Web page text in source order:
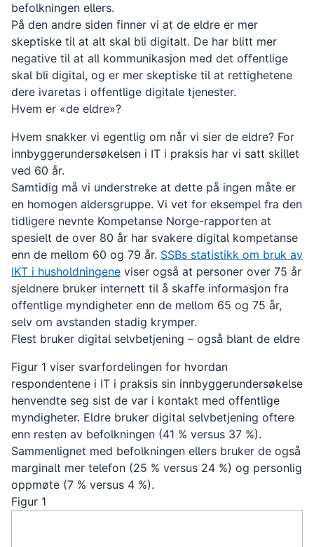
befolkningen ellers.
På den andre siden finner vi at de eldre er mer
skeptiske til at alt skal bli digitalt. De har blitt mer
negative til at all kommunikasjon med det offentlige
skal bli digital, og er mer skeptiske til at rettighetene
dere ivaretas i offentlige digitale tjenester.
Hvem er «de eldre»?
Hvem snakker vi egentlig om når vi sier de eldre? For
innbyggerundersøkelsen i IT i praksis har vi satt skillet
ved 60 år.
Samtidig må vi understreke at dette på ingen måte er
en homogen aldersgruppe. Vi vet for eksempel fra den
tidligere nevnte Kompetanse Norge-rapporten at
spesielt de over 80 år har svakere digital kompetanse
enn de mellom 60 og 79 år. SSBs statistikk om bruk av
IKT i husholdningene viser også at personer over 75 år
sjeldnere bruker internett til å skaffe informasjon fra
offentlige myndigheter enn de mellom 65 og 75 år,
selv om avstanden stadig krymper.
Flest bruker digital selvbetjening – også blant de eldre
Figur 1 viser svarfordelingen for hvordan
respondentene i IT i praksis sin innbyggerundersøkelse
henvendte seg sist de var i kontakt med offentlige
myndigheter. Eldre bruker digital selvbetjening oftere
enn resten av befolkningen (41 % versus 37 %).
Sammenlignet med befolkningen ellers bruker de også
marginalt mer telefon (25 % versus 24 %) og personlig
oppmøte (7 % versus 4 %).
Figur 1